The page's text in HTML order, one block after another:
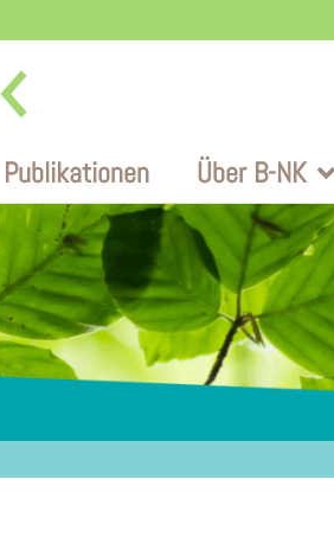
Publikationen Über B-NK